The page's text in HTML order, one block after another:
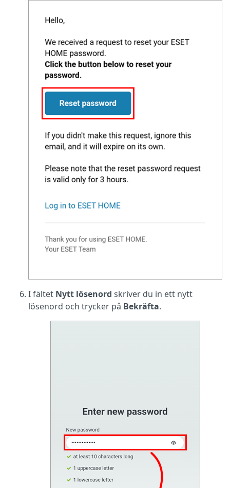
I fältet Nytt lösenord skriver du in ett nytt
lösenord och trycker på Bekräfta.